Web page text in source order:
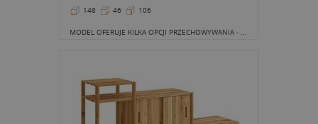
148 46 106
MODEL OFERUJE KILKA OPCJI PRZECHOWYWANIA - REGAŁÓW PÓŁKI, CZYLI IDEALNE MIEJSCE DO EKSPOZYCJI DEKORACJI, DO TEGO ZAMYKANA SZAFKA Z PRZESUWNYMI DRZWICZKAMI ORAZ MODUŁ Z PLECIONKĄ RATANOWĄ. TAKIE POŁĄCZENIE MUSIAŁO SIĘ UDAĆ!